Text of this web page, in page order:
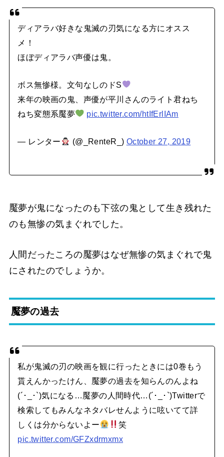
ディアラバ好きな鬼滅の刃気になる方にオスス
メ！
ほぼディアラバ声優は鬼。
ボス無惨様。文句なしのドS
来年の映画の鬼、声優が平川さんのライト君ねち
ねち変態系魘夢
pic.twitter.com/htIfErlIAm
— レンター (@_RenteR_) October 27, 2019
魘夢が鬼になったのも下弦の鬼として生き残れた
のも無惨の気まぐれでした。
人間だったころの魘夢はなぜ無惨の気まぐれで鬼
にされたのでしょうか。
魘夢の過去
私が鬼滅の刃の映画を観に行ったときには0巻もう
貰えんかったけん、魘夢の過去を知らんのんよね
(´･_･`)気になる…魘夢の人間時代…(´･_･`)Twitterで
検索してもみんなネタバレせんように呟いてて詳
しくは分からないよー
笑
pic.twitter.com/GFZxdrmxmx